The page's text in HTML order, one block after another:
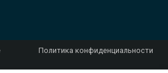
Политика конфиденциальности